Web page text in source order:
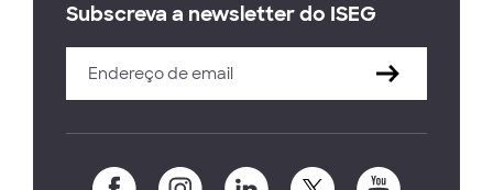
Subscreva a newsletter do ISEG